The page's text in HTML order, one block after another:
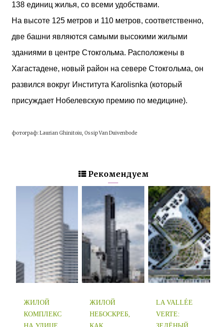
138 единиц жилья, со всеми удобствами.
На высоте 125 метров и 110 метров, соответственно,
две башни являются самыми высокими жилыми
зданиями в центре Стокгольма. Расположены в
Хагастадене, новый район на севере Стокгольма, он
развился вокруг Института Karolisnka (который
присуждает Нобелевскую премию по медицине).
фотограф: Laurian Ghinitoiu, Ossip Van Duivenbode
Рекомендуем
ЖИЛОЙ
КОМПЛЕКС
ЖИЛОЙ
НЕБОСКРЕБ,
LA VALLÉE
VERTE: